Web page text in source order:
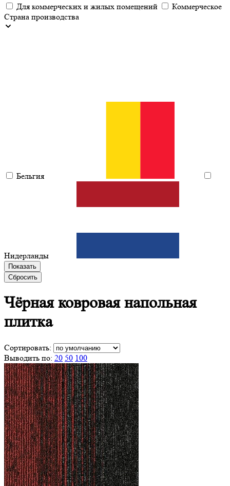
Для коммерческих и жилых помещений
Коммерческое
Страна производства
Бельгия
Нидерланды
Показать
Сбросить
Чёрная ковроваянапольная
плитка
Сортировать:
Выводить по: 20 50 100